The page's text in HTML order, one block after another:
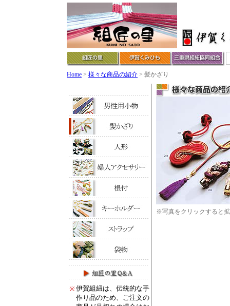
Home > 様々な商品の紹介 > 髪かざり
※伊賀組紐は、伝統的な手
作り品のため、ご注文の
※写真をクリックすると